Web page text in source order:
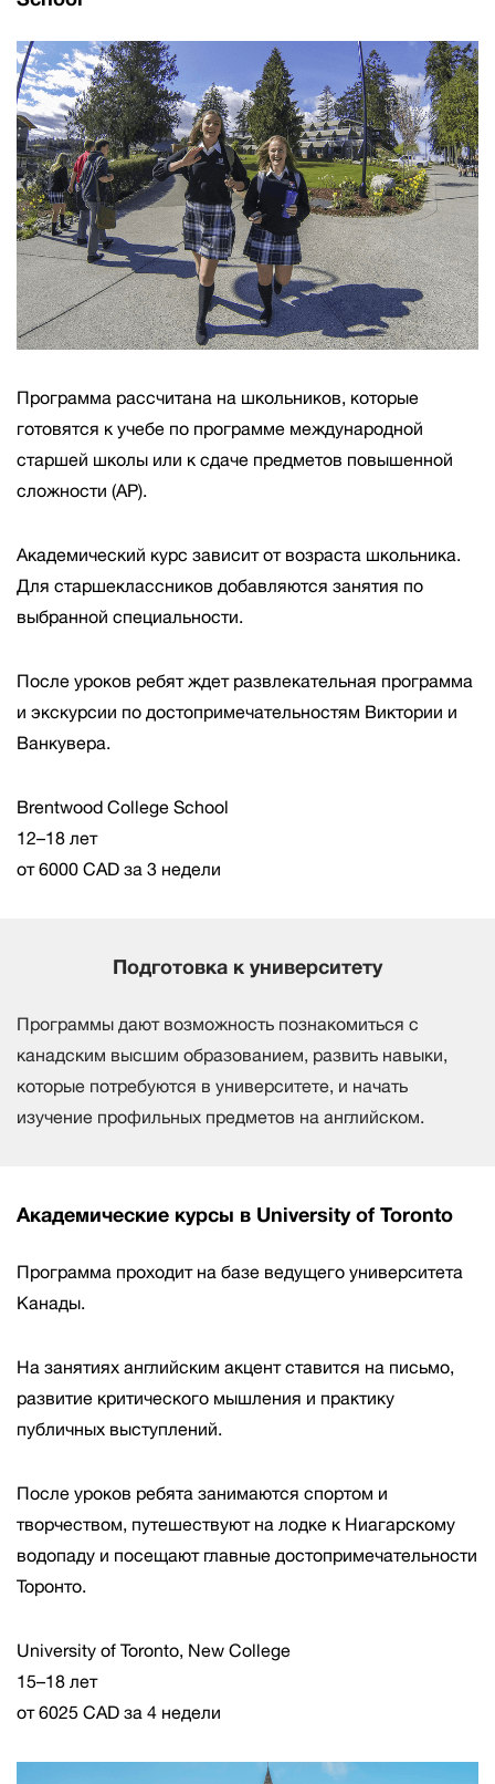
Программа рассчитана на школьников, которые
готовятся к учебе по программе международной
старшей школы или к сдаче предметов повышенной
сложности (AP).
Академический курс зависит от возраста школьника.
Для старшеклассников добавляются занятия по
выбранной специальности.
После уроков ребят ждет развлекательная программа
и экскурсии по достопримечательностям Виктории и
Ванкувера.
Brentwood College School
12–18 лет
от 6000 CAD за 3 недели
Подготовка к университету
Программы дают возможность познакомиться с
канадским высшим образованием, развить навыки,
которые потребуются в университете, и начать
изучение профильных предметов на английском.
Академические курсы в University of Toronto
Программа проходит на базе ведущего университета
Канады.
На занятиях английским акцент ставится на письмо,
развитие критического мышления и практику
публичных выступлений.
После уроков ребята занимаются спортом и
творчеством, путешествуют на лодке к Ниагарскому
водопаду и посещают главные достопримечательности
Торонто.
University of Toronto, New College
15–18 лет
от 6025 CAD за 4 недели